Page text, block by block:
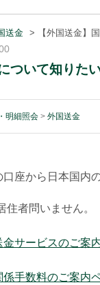
送金 > 【外国送金】
ついて知りた
明細照会 > 外国送金
座から日本国
者問いません。
金サービスのご案
係手数料のご案内